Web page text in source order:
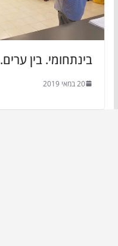
בינתחומי. בין ערים.
20 במאי 2019